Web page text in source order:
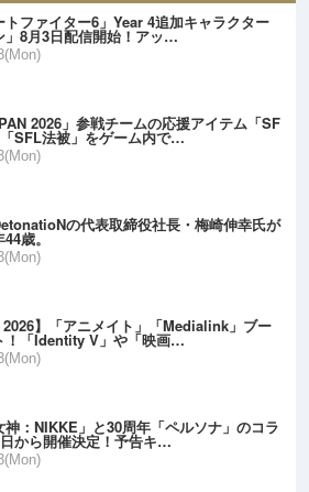
トファイター6」Year 4追加キャラクター
」8月3日配信開始！アッ…
2026」参戦チームの応援アイテム「SF
SFL法被」をゲーム内で…
の代表取締役社長・梅崎伸幸氏が
歳。
2026】「アニメイト」「Medialink」ブー
！「Identity V」や「映画…
神：NIKKE」と30周年「ペルソナ」のコラ
から開催決定！予告キ…